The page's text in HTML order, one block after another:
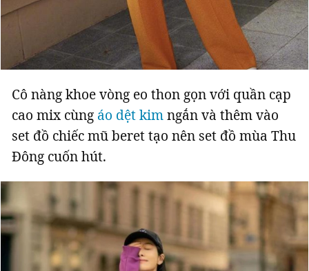
Cô nàng khoe vòng eo thon gọn với quần cạp
cao mix cùng áo dệt kimngắn và thêm vào
set đồ chiếc mũ beret tạo nên set đồ mùa Thu
Đông cuốn hút.